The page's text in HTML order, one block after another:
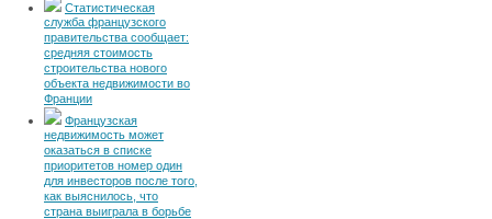
Статистическая
служба французского
правительства сообщает:
средняя стоимость
строительства нового
объекта недвижимости во
Франции
Французская
недвижимость может
оказаться в списке
приоритетов номер один
для инвесторов после того,
как выяснилось, что
страна выиграла в борьбе